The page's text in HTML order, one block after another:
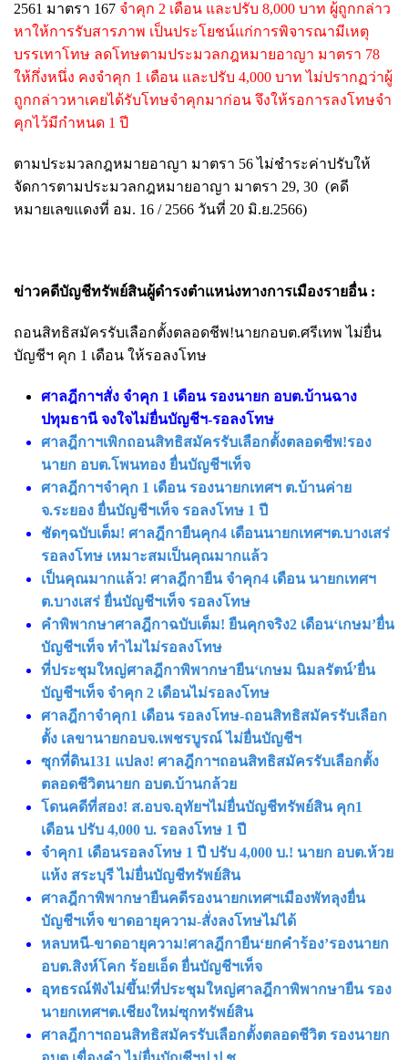
2561 มาตรา 167 จำคุก 2 เดือน และปรับ 8,000 บาท ผู้ถูกกล่าว
หาให้การรับสารภาพ เป็นประโยชน์แก่การพิจารณามีเหตุ
บรรเทาโทษ ลดโทษตามประมวลกฎหมายอาญา มาตรา 78
ให้กึ่งหนึ่ง คงจำคุก 1 เดือน และปรับ 4,000 บาท ไม่ปรากฏว่าผู้
ถูกกล่าวหาเคยได้รับโทษจำคุกมาก่อน จึงให้รอการลงโทษจำ
คุกไว้มีกำหนด 1 ปี
ตามประมวลกฎหมายอาญา มาตรา 56 ไม่ชำระค่าปรับให้
จัดการตามประมวลกฎหมายอาญา มาตรา 29, 30 (คดี
หมายเลขแดงที่ อม. 16 / 2566 วันที่ 20 มิ.ย.2566)
ข่าวคดีบัญชีทรัพย์สินผู้ดำรงตำแหน่งทางการเมืองรายอื่น :
ถอนสิทธิสมัครรับเลือกตั้งตลอดชีพ!นายกอบต.ศรีเทพ ไม่ยื่น
บัญชีฯ คุก 1 เดือน ให้รอลงโทษ
ศาลฎีกาฯสั่ง จำคุก 1 เดือน รองนายก อบต.บ้านฉาง
ปทุมธานี จงใจไม่ยื่นบัญชีฯ-รอลงโทษ
ศาลฎีกาฯเพิกถอนสิทธิสมัครรับเลือกตั้งตลอดชีพ!รอง
นายก อบต.โพนทอง ยื่นบัญชีฯเท็จ
ศาลฎีกาฯจำคุก 1 เดือน รองนายกเทศฯ ต.บ้านค่าย
จ.ระยอง ยื่นบัญชีฯเท็จ รอลงโทษ 1 ปี
ชัดๆฉบับเต็ม! ศาลฎีกายืนคุก4 เดือนนายกเทศฯต.บางเสร่
รอลงโทษ เหมาะสมเป็นคุณมากแล้ว
เป็นคุณมากแล้ว! ศาลฎีกายืน จำคุก4 เดือน นายกเทศฯ
ต.บางเสร่ ยื่นบัญชีฯเท็จ รอลงโทษ
คำพิพากษาศาลฎีกาฉบับเต็ม! ยืนคุกจริง2 เดือน‘เกษม’ยื่น
บัญชีฯเท็จ ทำไมไม่รอลงโทษ
ที่ประชุมใหญ่ศาลฎีกาพิพากษายืน‘เกษม นิมลรัตน์’ยื่น
บัญชีฯเท็จ จำคุก 2 เดือนไม่รอลงโทษ
ศาลฎีกาจำคุก1 เดือน รอลงโทษ-ถอนสิทธิสมัครรับเลือก
ตั้ง เลขานายกอบจ.เพชรบูรณ์ ไม่ยื่นบัญชีฯ
ซุกที่ดิน131 แปลง! ศาลฎีกาฯถอนสิทธิสมัครรับเลือกตั้ง
ตลอดชีวิตนายก อบต.บ้านกล้วย
โดนคดีที่สอง! ส.อบจ.อุทัยฯไม่ยื่นบัญชีทรัพย์สิน คุก1
เดือน ปรับ 4,000 บ. รอลงโทษ 1 ปี
จําคุก1 เดือนรอลงโทษ 1 ปี ปรับ 4,000 บ.! นายก อบต.ห้วย
แห้ง สระบุรี ไม่ยื่นบัญชีทรัพย์สิน
ศาลฎีกาพิพากษายืนคดีรองนายกเทศฯเมืองพัทลุงยื่น
บัญชีฯเท็จ ขาดอายุความ-สั่งลงโทษไม่ได้
หลบหนี-ขาดอายุความ!ศาลฎีกายืน‘ยกคําร้อง’รองนายก
อบต.สิงห์โคก ร้อยเอ็ด ยื่นบัญชีฯเท็จ
อุทธรณ์ฟังไม่ขึ้น!ที่ประชุมใหญ่ศาลฎีกาพิพากษายืน รอง
นายกเทศฯต.เชียงใหม่ซุกทรัพย์สิน
ศาลฎีกาฯถอนสิทธิสมัครรับเลือกตั้งตลอดชีวิต รองนายก